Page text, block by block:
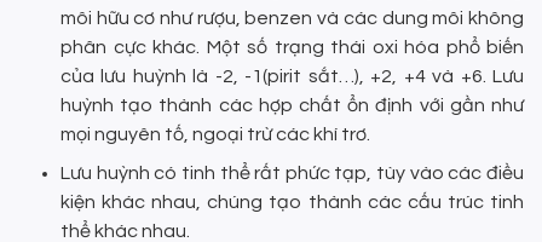
môi hữu cơ như rượu, benzen và các dung môi không
phân cực khác. Một số trạng thái oxi hóa phổ biến
của lưu huỳnh là -2, -1(pirit sắt…), +2, +4 và +6. Lưu
huỳnh tạo thành các hợp chất ổn định với gần như
mọi nguyên tố, ngoại trừ các khí trơ.
Lưu huỳnh có tinh thể rất phức tạp, tùy vào các điều
kiện khác nhau, chúng tạo thành các cấu trúc tinh
thể khác nhau.